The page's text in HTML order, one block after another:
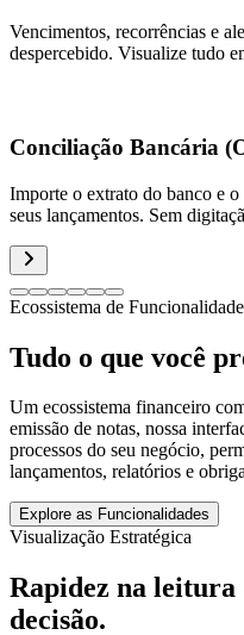
Vencimentos, recorrências e
despercebido. Visualize tudo
Conciliação Bancária
Importe o extrato do banco e
seus lançamentos. Sem
Ecossistema de
Tudo o que você
Um ecossistema financeiro
emissão de notas, nossa
processos do seu negócio,
lançamentos, relatórios e
Explore as Funcionalidades
Visualização Estratégica
Rapidez na leitura
decisão.